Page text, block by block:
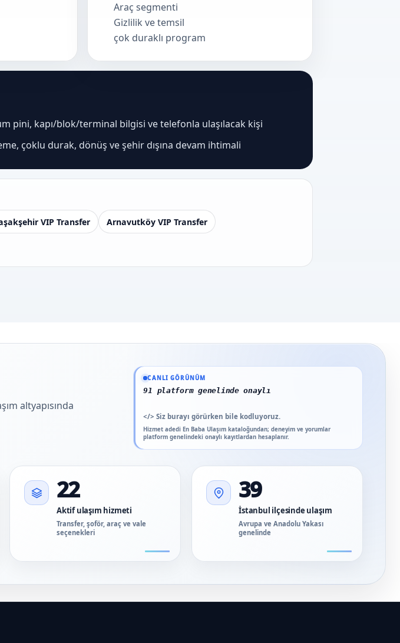
Araç segmenti
Gizlilik ve temsil
çok duraklı program
pini, kapı/blok/terminal bilgisi ve telefonla ulaşılacak kişi
çoklu durak, dönüş ve şehir dışına devam ihtimali
VIP Transfer Arnavutköy VIP Transfer
altyapısında
CANLI GÖRÜNÜM
91 platform genelinde onaylı yorum
</> Siz burayı görürken bile kodluyoruz.
Hizmet adedi En Baba Ulaşım kataloğundan; deneyim ve yorumlar
platform genelindeki onaylı kayıtlardan hesaplanır.
Güncel veriler: 1.291+ En Baba ağı hizmet deneyimi; 91 platform genelinde
22
Aktif ulaşım hizmeti
Transfer, şoför, araç ve vale
seçenekleri
39
İstanbul ilçesinde ulaşım
Avrupa ve Anadolu Yakası
genelinde